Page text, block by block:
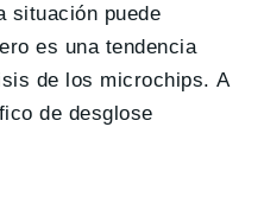
situación puede
es una tendencia
de los microchips. A
de desglose